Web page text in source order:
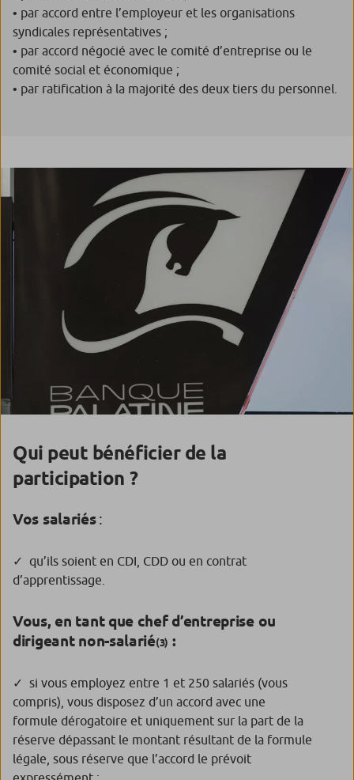
• par accord entre l’employeur et les organisations
syndicales représentatives ;
• par accord négocié avec le comité d’entreprise ou le
comité social et économique ;
• par ratification à la majorité des deux tiers du personnel.
Qui peut bénéficier de la
participation ?
Vos salariés:
qu’ils soient en CDI, CDD ou en contrat
d’apprentissage.
Vous, en tant que chef d’entreprise ou
dirigeant non-salarié(3) :
si vous employez entre 1 et 250 salariés (vous
compris), vous disposez d’un accord avec une
formule dérogatoire et uniquement sur la part de la
réserve dépassant le montant résultant de la formule
légale, sous réserve que l’accord le prévoit